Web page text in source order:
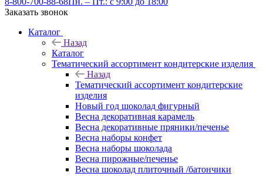
Заказать звонок
Каталог
Назад
Каталог
Тематический ассортимент кондитерские изделия
Назад
Тематический ассортимент кондитерские
изделия
Новый год шоколад фигурный
Весна декоративная карамель
Весна декоративные пряники/печенье
Весна наборы конфет
Весна наборы шоколада
Весна пирожные/печенье
Весна шоколад плиточный /батончики